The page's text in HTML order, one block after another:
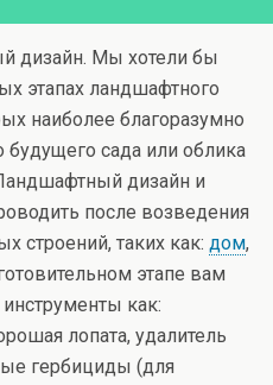
дизайн. Мы хотели бы
этапах ландшафтного
наиболее благоразумно
будущего сада или облика
дизайн и
после возведения
строений, таких как: дом,
этапе вам
как:
лопата, удалитель
гербициды (для